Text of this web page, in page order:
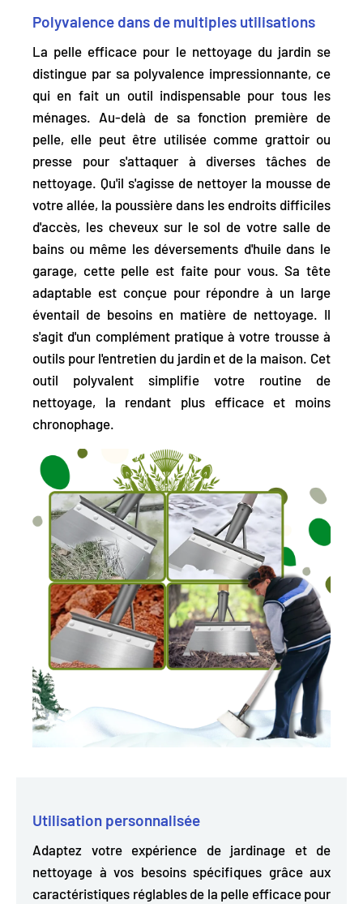
Polyvalence dans de multiples utilisations
La pelle efficace pour le nettoyage du jardin se
distingue par sa polyvalence impressionnante, ce
qui en fait un outil indispensable pour tous les
ménages. Au-delà de sa fonction première de
pelle, elle peut être utilisée comme grattoir ou
presse pour s'attaquer à diverses tâches de
nettoyage. Qu'il s'agisse de nettoyer la mousse de
votre allée, la poussière dans les endroits difficiles
d'accès, les cheveux sur le sol de votre salle de
bains ou même les déversements d'huile dans le
garage, cette pelle est faite pour vous. Sa tête
adaptable est conçue pour répondre à un large
éventail de besoins en matière de nettoyage. Il
s'agit d'un complément pratique à votre trousse à
outils pour l'entretien du jardin et de la maison. Cet
outil polyvalent simplifie votre routine de
nettoyage, la rendant plus efficace et moins
chronophage.
Utilisation personnalisée
Adaptez votre expérience de jardinage et de
nettoyage à vos besoins spécifiques grâce aux
caractéristiques réglables de la pelle efficace pour